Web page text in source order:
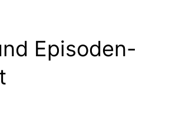
Episoden-